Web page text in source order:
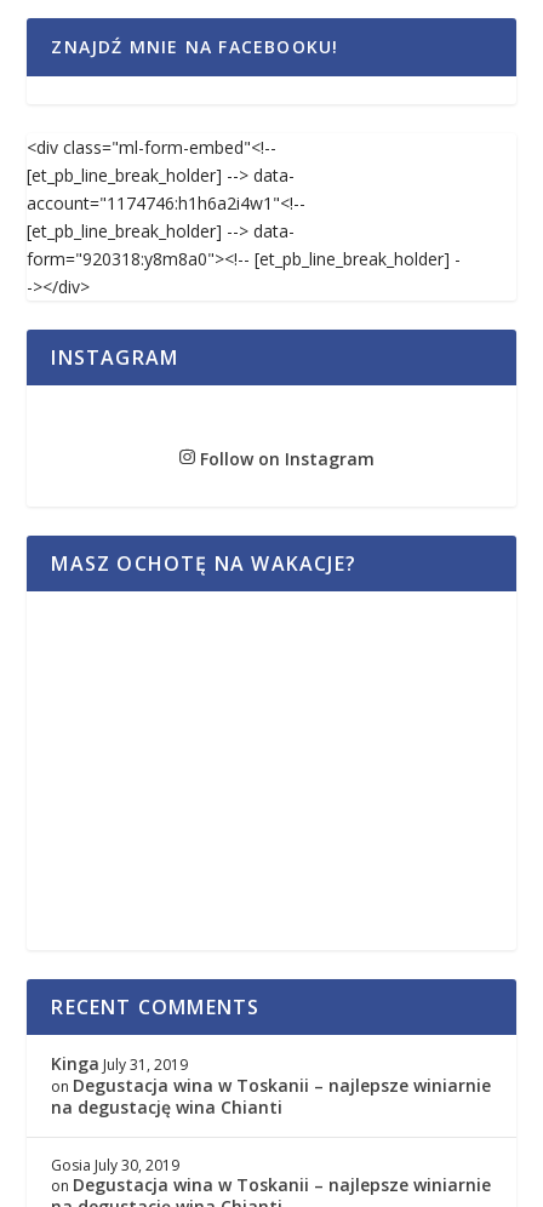
ZNAJDŹ MNIE NA FACEBOOKU!
<div class="ml-form-embed"<!--
[et_pb_line_break_holder] --> data-
account="1174746:h1h6a2i4w1"<!--
[et_pb_line_break_holder] --> data-
form="920318:y8m8a0"><!-- [et_pb_line_break_holder] -
-></div>
INSTAGRAM
Follow on Instagram
MASZ OCHOTĘ NA WAKACJE?
RECENT COMMENTS
Kinga July 31, 2019
on Degustacja wina w Toskanii – najlepsze winiarnie
na degustację wina Chianti
Gosia July 30, 2019
on Degustacja wina w Toskanii – najlepsze winiarnie